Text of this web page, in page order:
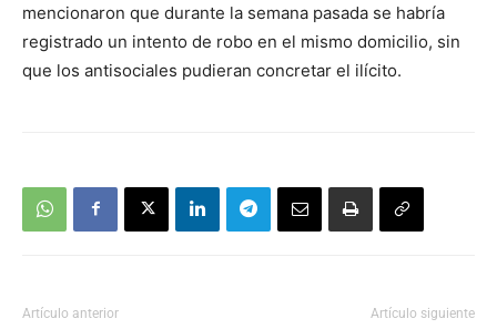
mencionaron que durante la semana pasada se habría
registrado un intento de robo en el mismo domicilio, sin
que los antisociales pudieran concretar el ilícito.
Artículo anterior Artículo siguiente